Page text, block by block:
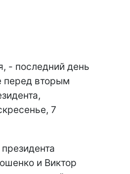
- последний день
перед вторым
7
и Виктор